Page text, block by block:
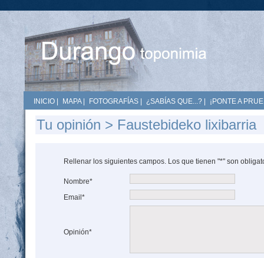
INICIO MAPA| FOTOGRAFÍAS ¿SABÍAS QUE...? ¡PONTE A
Tu opinión > Faustebideko lixibarria
Rellenar los siguientes campos. Los que tienen "*" son
Nombre*
Email*
Opinión*